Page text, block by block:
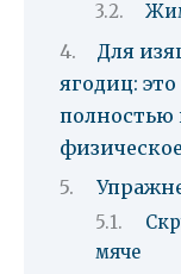
Для
ягодиц:
полностью
мяче